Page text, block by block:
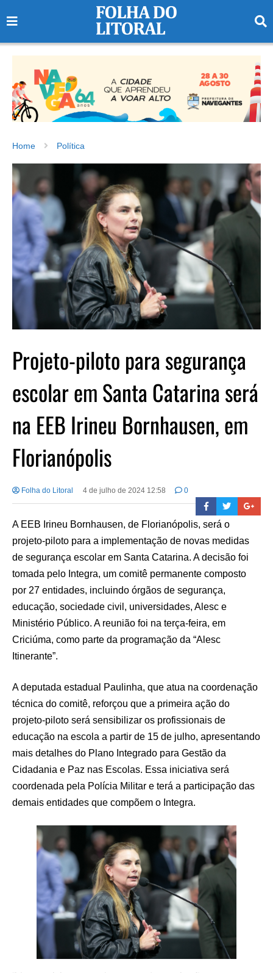
Home Política
Projeto-piloto para segurança
escolar em Santa Catarina será
na EEB Irineu Bornhausen, em
Florianópolis
Folha do Litoral 4 de julho de 2024 12:58 0
A EEB Irineu Bornhausen, de Florianópolis, será o
projeto-piloto para a implementação de novas medidas
de segurança escolar em Santa Catarina. A decisão foi
tomada pelo Integra, um comitê permanente composto
por 27 entidades, incluindo órgãos de segurança,
educação, sociedade civil, universidades, Alesc e
Ministério Público. A reunião foi na terça-feira, em
Criciúma, como parte da programação da “Alesc
Itinerante”.
A deputada estadual Paulinha, que atua na coordenação
técnica do comitê, reforçou que a primeira ação do
projeto-piloto será sensibilizar os profissionais de
educação na escola a partir de 15 de julho, apresentando
mais detalhes do Plano Integrado para Gestão da
Cidadania e Paz nas Escolas. Essa iniciativa será
coordenada pela Polícia Militar e terá a participação das
demais entidades que compõem o Integra.